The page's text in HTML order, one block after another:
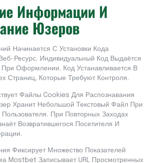
Информации И
Юзеров
Начинается С Установки Кода
Ресурс. Индивидуальный Код Выдаётся
Оформлении. Код Устанавливается В
Страниц, Которые Требуют Контроля.
Файлы Cookies Для Распознавания
Хранит Небольшой Текстовый Файл При
При Повторных Заходах
Возвратившегося Посетителя И
Фиксирует Множество Показателей
Mostbet Записывает URL Просмотренных